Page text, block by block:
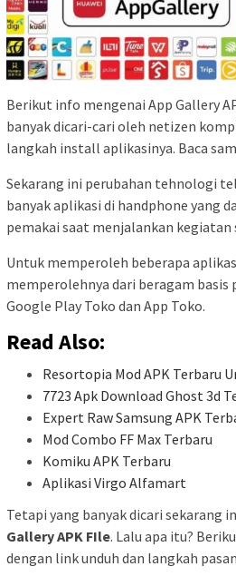
Berikut info mengenai App Gallery
banyak dicari-cari oleh netizen
langkah install aplikasinya. Baca
Sekarang ini perubahan tehnologi
banyak aplikasi di handphone yang
pemakai saat menjalankan kegiatan
Untuk memperoleh beberapa
memperolehnya dari beragam
Google Play Toko dan App Toko.
Read Also:
Resortopia Mod APK Terbaru
7723 Apk Download Ghost 3d
Expert Raw Samsung APK
Mod Combo FF Max Terbaru
Komiku APK Terbaru
Aplikasi Virgo Alfamart
Tetapi yang banyak dicari sekarang
Gallery APK FIle. Lalu apa itu?
dengan link unduh dan langkah